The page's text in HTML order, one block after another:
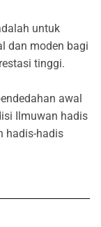
untuk
dan moden bagi
tinggi.
awal
Ilmuwan hadis
hadis-hadis